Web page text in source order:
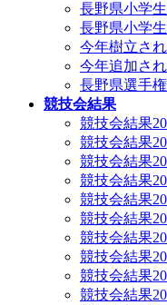
長野県小学
長野県小学
今年樹立さ
今年追加さ
長野県選手
競技会結果
競技会結果
競技会結果
競技会結果
競技会結果
競技会結果
競技会結果
競技会結果
競技会結果
競技会結果
競技会結果